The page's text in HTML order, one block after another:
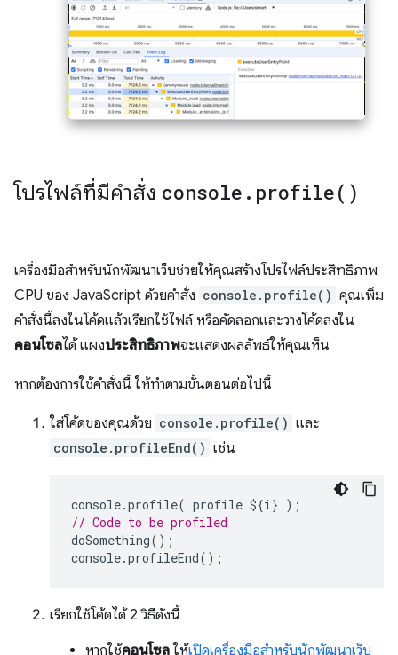
โปรไฟล์ที่มีคำสั่ง console . profile( )
เครื่องมือสำหรับนักพัฒนาเว็บช่วยให้คุณสร้างโปรไฟล์ประสิทธิภาพ
CPU ของ JavaScript ด้วยคำสั่ง console.profile() คุณเพิ่ม
คำสั่งนี้ลงในโค้ดแล้วเรียกใช้ไฟล์ หรือคัดลอกและวางโค้ดลงใน
คอนโซลได้ แผงประสิทธิภาพจะแสดงผลลัพธ์ให้คุณเห็น
หากต้องการใช้คำสั่งนี้ ให้ทำตามขั้นตอนต่อไปนี้
ใส่โค้ดของคุณด้วย console.profile() และ
console.profileEnd() เช่น
console.profile( profile ${i} );
// Code to be profiled
doSomething();
console.profileEnd();
เรียกใช้โค้ดได้ 2 วิธีดังนี้
หากใช้คอนโซล ให้เปิดเครื่องมือสำหรับนักพัฒนาเว็บ